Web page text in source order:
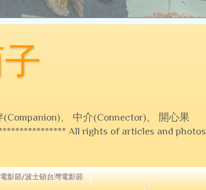
、 中介(Connector)、 開心果
All rights of articles and photos
影節/波士頓台灣電影節